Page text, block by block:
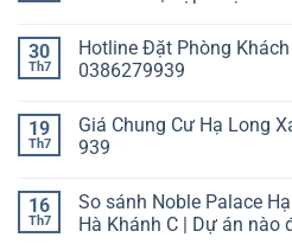
30
Th7
Hotline Đặt Phòng
0386279939
19
Th7
Giá Chung Cư Hạ Long
939
16
Th7
So sánh Noble Palace
Hà Khánh C | Dự án nào